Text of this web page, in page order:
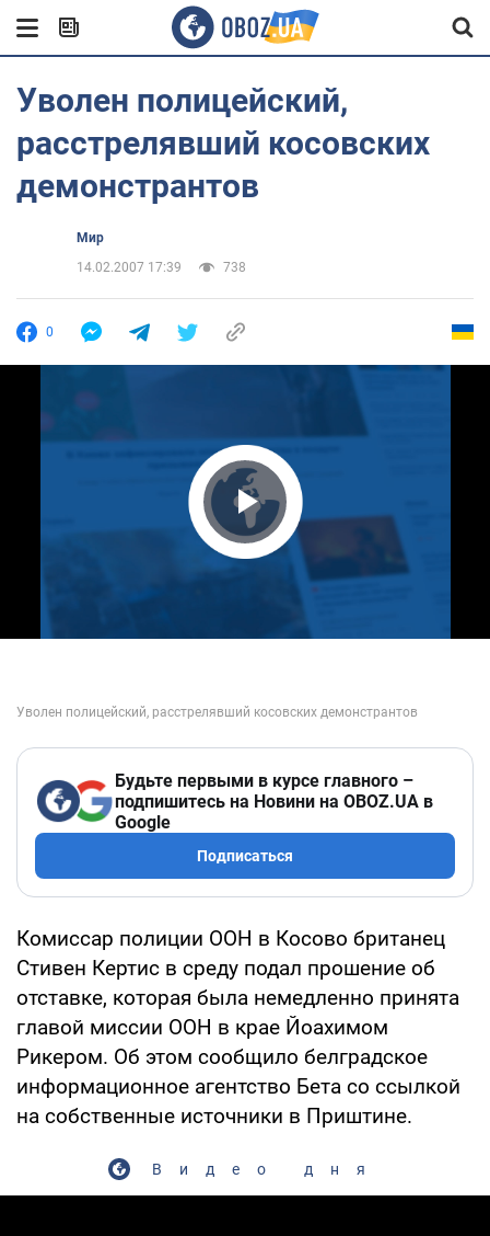
Уволен полицейский,
расстрелявший косовских
демонстрантов
Мир
14.02.2007 17:39
738
0
Play Video
Будьте первыми в курсе главного –
подпишитесь на Новини на OBOZ.UA в
Google
Подписаться
Комиссар полиции ООН в Косово британец
Стивен Кертис в среду подал прошение об
отставке, которая была немедленно принята
главой миссии ООН в крае Йоахимом
Рикером. Об этом сообщило белградское
информационное агентство Бета со ссылкой
на собственные источники в Приштине.
Видео дня